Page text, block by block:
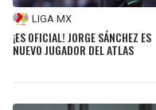
COWBOYS
GIANTS
CLIPPERS
LAKERS
LIGA MX
¡ES OFICIAL! JORGE SÁNCHEZ ES
NUEVO JUGADOR DEL ATLAS